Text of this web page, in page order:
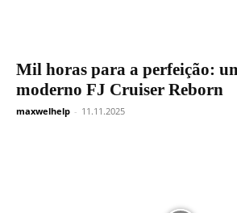
Mil horas para a perfeição:
moderno FJ Cruiser Reborn
maxwelhelp - 11.11.2025